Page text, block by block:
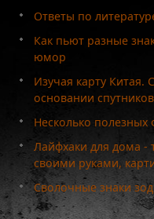
Ответы по
Как пьют разные
юмор
Изучая карту Китая.
основании
Несколько
Лайфхаки для дома -
своими руками,
Сволочные знаки